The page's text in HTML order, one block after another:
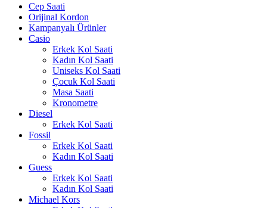
Cep Saati
Orijinal Kordon
Kampanyalı Ürünler
Casio
Erkek Kol Saati
Kadın Kol Saati
Uniseks Kol Saati
Çocuk Kol Saati
Masa Saati
Kronometre
Diesel
Erkek Kol Saati
Fossil
Erkek Kol Saati
Kadın Kol Saati
Guess
Erkek Kol Saati
Kadın Kol Saati
Michael Kors